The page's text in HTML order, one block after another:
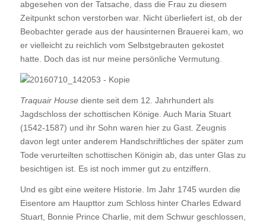
abgesehen von der Tatsache, dass die Frau zu diesem
Zeitpunkt schon verstorben war. Nicht überliefert ist, ob der
Beobachter gerade aus der hausinternen Brauerei kam, wo
er vielleicht zu reichlich vom Selbstgebrauten gekostet
hatte. Doch das ist nur meine persönliche Vermutung.
Traquair Housediente seit dem 12. Jahrhundert als
Jagdschloss der schottischen Könige. Auch Maria Stuart
(1542-1587) und ihr Sohn waren hier zu Gast. Zeugnis
davon legt unter anderem Handschriftliches der später zum
Tode verurteilten schottischen Königin ab, das unter Glas zu
besichtigen ist. Es ist noch immer gut zu entziffern.
Und es gibt eine weitere Historie. Im Jahr 1745 wurden die
Eisentore am Haupttor zum Schloss hinter Charles Edward
Stuart, Bonnie Prince Charlie, mit dem Schwur geschlossen,